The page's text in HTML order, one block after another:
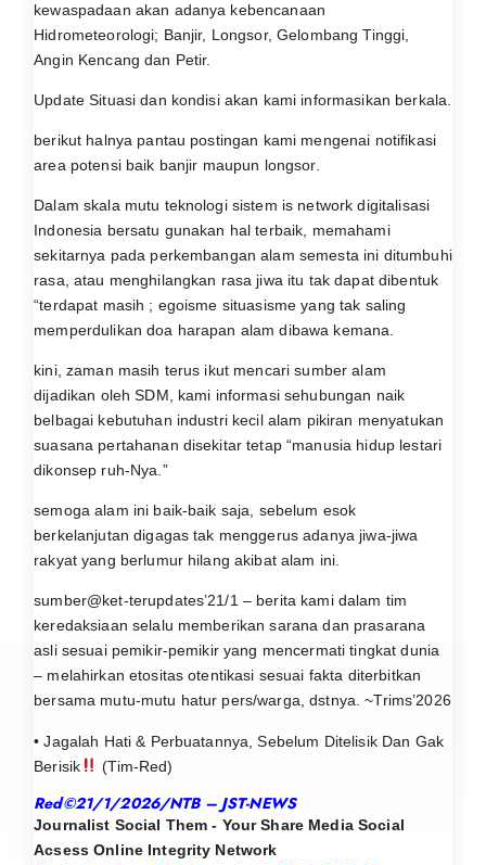
kewaspadaan akan adanya kebencanaan
Hidrometeorologi; Banjir, Longsor, Gelombang Tinggi,
Angin Kencang dan Petir.
Update Situasi dan kondisi akan kami informasikan berkala.
berikut halnya pantau postingan kami mengenai notifikasi
area potensi baik banjir maupun longsor.
Dalam skala mutu teknologi sistem is network digitalisasi
Indonesia bersatu gunakan hal terbaik, memahami
sekitarnya pada perkembangan alam semesta ini ditumbuhi
rasa, atau menghilangkan rasa jiwa itu tak dapat dibentuk
“terdapat masih ; egoisme situasisme yang tak saling
memperdulikan doa harapan alam dibawa kemana.
kini, zaman masih terus ikut mencari sumber alam
dijadikan oleh SDM, kami informasi sehubungan naik
belbagai kebutuhan industri kecil alam pikiran menyatukan
suasana pertahanan disekitar tetap “manusia hidup lestari
dikonsep ruh-Nya.”
semoga alam ini baik-baik saja, sebelum esok
berkelanjutan digagas tak menggerus adanya jiwa-jiwa
rakyat yang berlumur hilang akibat alam ini.
sumber@ket-terupdates’21/1 – berita kami dalam tim
keredaksiaan selalu memberikan sarana dan prasarana
asli sesuai pemikir-pemikir yang mencermati tingkat dunia
– melahirkan etositas otentikasi sesuai fakta diterbitkan
bersama mutu-mutu hatur pers/warga, dstnya. ~Trims’2026
• Jagalah Hati & Perbuatannya, Sebelum Ditelisik Dan Gak
Berisik
(Tim-Red)
Red©21/1/2026/NTB – JST-NEWS
Journalist Social Them - Your Share Media Social
Acsess Online Integrity Network